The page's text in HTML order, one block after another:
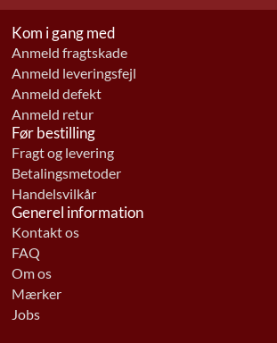
Kom i gang med
Anmeld fragtskade
Anmeld leveringsfejl
Anmeld defekt
Anmeld retur
Før bestilling
Fragt og levering
Betalingsmetoder
Handelsvilkår
Generel information
Kontakt os
FAQ
Om os
Mærker
Jobs